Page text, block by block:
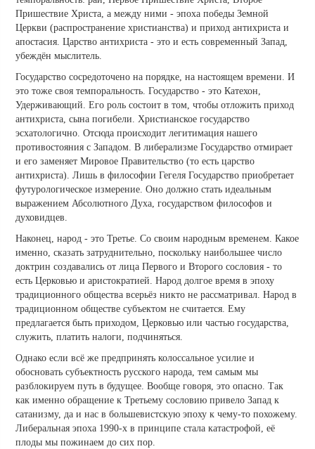
Пришествие Христа, а между ними - эпоха победы Земной
Церкви (распространение христианства) и приход антихриста и
апостасия. Царство антихриста - это и есть современный Запад,
убеждён мыслитель.
Государство сосредоточено на порядке, на настоящем времени. И
это тоже своя темпоральность. Государство - это Катехон,
Удерживающий. Его роль состоит в том, чтобы отложить приход
антихриста, сына погибели. Христианское государство
эсхатологично. Отсюда происходит легитимация нашего
противостояния с Западом. В либерализме Государство отмирает
и его заменяет Мировое Правительство (то есть царство
антихриста). Лишь в философии Гегеля Государство приобретает
футурологическое измерение. Оно должно стать идеальным
выражением Абсолютного Духа, государством философов и
духовидцев.
Наконец, народ - это Третье. Со своим народным временем. Какое
именно, сказать затруднительно, поскольку наибольшее число
доктрин создавались от лица Первого и Второго сословия - то
есть Церковью и аристократией. Народ долгое время в эпоху
традиционного общества всерьёз никто не рассматривал. Народ в
традиционном обществе субъектом не считается. Ему
предлагается быть приходом, Церковью или частью государства,
служить, платить налоги, подчиняться.
Однако если всё же предпринять колоссальное усилие и
обосновать субъектность русского народа, тем самым мы
разблокируем путь в будущее. Вообще говоря, это опасно. Так
как именно обращение к Третьему сословию привело Запад к
сатанизму, да и нас в большевистскую эпоху к чему-то похожему.
Либеральная эпоха 1990-х в принципе стала катастрофой, её
плоды мы пожинаем до сих пор.